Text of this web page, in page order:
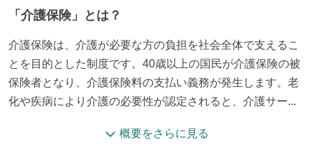
「 介護保険」とは？
介護保険は、介護が必要な方の負担を社会全体で支えるこ
とを目的とした制度です。40歳以上の国民が介護保険の被
保険者となり、介護保険料の支払い義務が発生します。老
化や疾病により介護の必要性が認定されると、介護サー...
概要をさらに見る